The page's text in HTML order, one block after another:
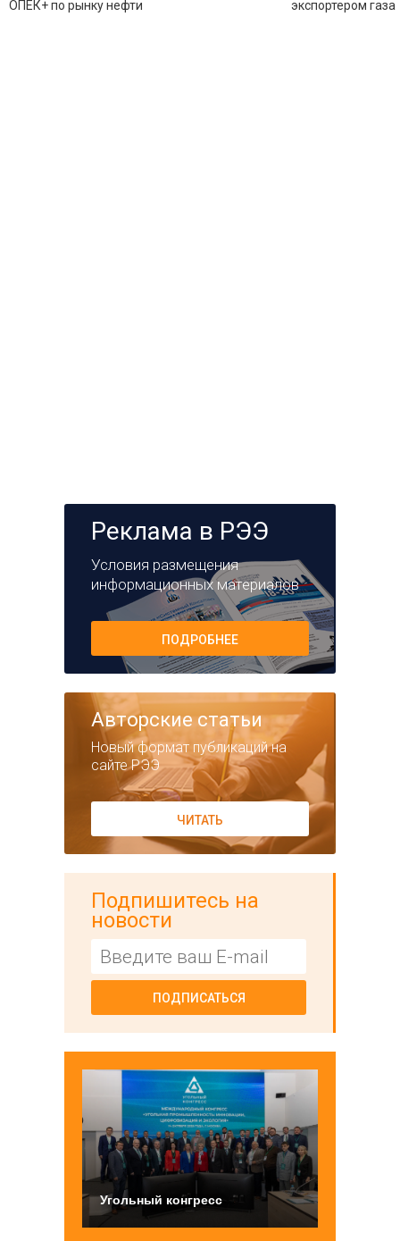
записям
ОПЕК+ по рынку нефти экспортером газа
Реклама в РЭЭ
Условия размещения
информационных материалов
ПОДРОБНЕЕ
Авторские статьи
Новый формат публикаций на
сайте РЭЭ
ЧИТАТЬ
Подпишитесь на
новости
ПОДПИСАТЬСЯ
Угольный конгресс